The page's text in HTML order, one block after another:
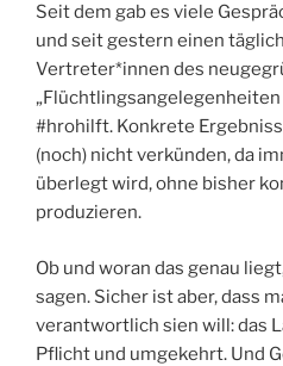
Seit dem gab es viele
und seit gestern einen
Vertreter*innen des
#hrohilft. Konkrete
(noch) nicht verkünden, da
überlegt wird, ohne bisher
produzieren.
Ob und woran das genau
sagen. Sicher ist aber, dass
verantwortlich sien will: das
Pflicht und umgekehrt. Und